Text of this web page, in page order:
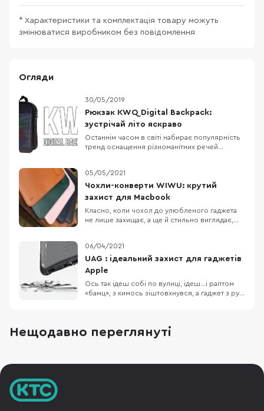
* Характеристики та комплектація товару можуть
змінюватися виробником без повідомлення
Огляди
30/05/2019
Рюкзак KWQ Digital Backpack:
зустрічай літо яскраво
Останнім часом в світі набирає популярність
тренд оснащення різноманітних речей
OLED-дисплеями, а на виставці MWC 2019 був
представлений “смартфон” Nubia Alpha, який
може одягатися на руку. Із впевненістю можу
05/05/2021
Чохли-конверти WIWU: крутий
захист для Macbook
Класно, коли чохол до улюбленого гаджета
не лише захищає, а ще й стильно виглядає,
чохли-конверти від бренду WIWU:) Яким
повинен бути чохол для макбуків? В першу
чергу він має забезпечувати надійний захист
для
06/04/2021
UAG : ідеальний захист для гаджетів
Apple
Ось так ідеш собі по вулиці, ідеш…і раптом
«бамц», з кимось зіштовхнувся, а гаджет з рук
гаджетів:) UAG — відомий американський
бренд, який можна впізнати з першого погля
Нещодавно переглянуті